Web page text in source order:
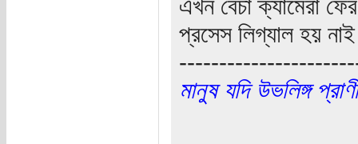
এখন বেচা ক্যামেরা
প্রসেস লিগ্যাল হয়
মানুষ যদি উভলিঙ্গ